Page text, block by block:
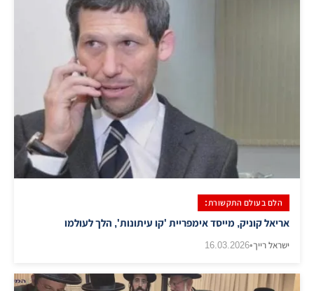
הלם בעולם התקשורת:
אריאל קוניק, מייסד אימפריית 'קו עיתונות', הלך לעולמו
ישראל רייך•
16.03.2026